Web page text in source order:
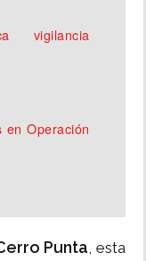
vigilancia
en Operación
Punta, esta